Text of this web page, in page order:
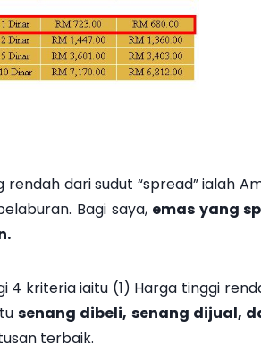
dari sudut “spread” ialah
Bagi saya, emas yang
4 kriteria iaitu (1) Harga tinggi
tusenang dibeli, senang dijual,
terbaik.